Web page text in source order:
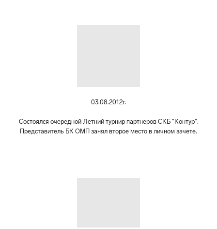
03.08.2012г.
Состоялся очередной Летний турнир партнеров СКБ "Контур".
Представитель БК ОМП занял второе место в личном зачете.